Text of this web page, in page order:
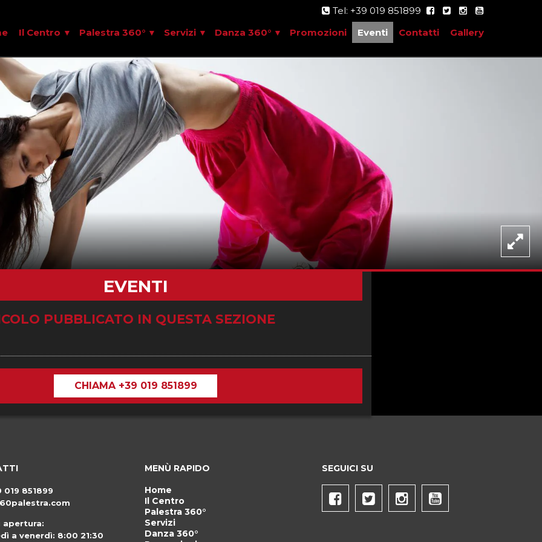
Tel: +39 019 851899
Il Centro Palestra 360° Servizi Danza 360° Promozioni Eventi Contatti Gallery
EVENTI
PUBBLICATO IN QUESTA SEZIONE
CHIAMA +39 019 851899
019 851899
apertura:
a venerdì: 8:00 21:30
MENÙ RAPIDO
Home
Il Centro
Palestra 360°
Servizi
Danza 360°
SEGUICI SU